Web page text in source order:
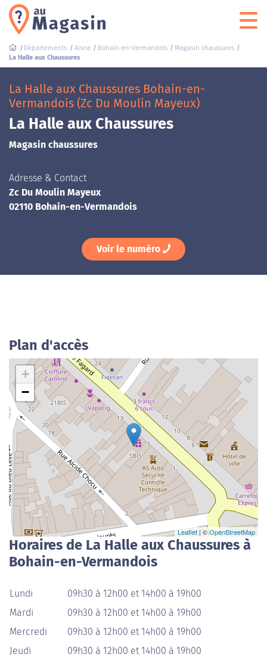
Départements Aisne Bohain-en-Vermandois
Magasin chaussures
La Halle aux Chaussures
La Halle aux Chaussures Bohain-en-
Vermandois (Zc Du Moulin Mayeux)
La Halle aux Chaussures
Magasin chaussures
Adresse & Contact
Zc Du Moulin Mayeux
02110 Bohain-en-Vermandois
Voir le numéro
Plan d'accès
+
−
Leaflet | ©OpenStreetMap
Horaires de La Halle aux Chaussures à
Bohain-en-Vermandois
Lundi
09h30 à 12h00 et 14h00 à 19h00
Mardi
09h30 à 12h00 et 14h00 à 19h00
Mercredi
09h30 à 12h00 et 14h00 à 19h00
Jeudi
09h30 à 12h00 et 14h00 à 19h00